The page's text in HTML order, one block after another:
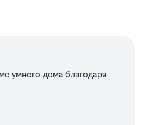
умного дома благодаря